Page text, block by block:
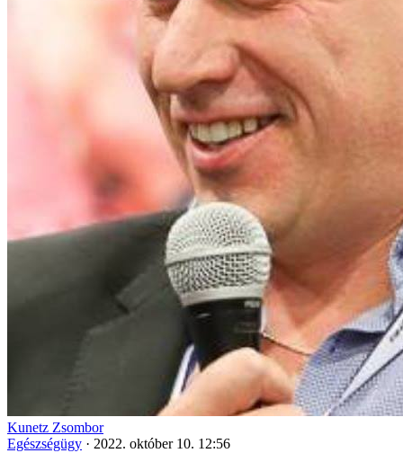
Kunetz Zsombor
Egészségügy · 2022. október 10. 12:56